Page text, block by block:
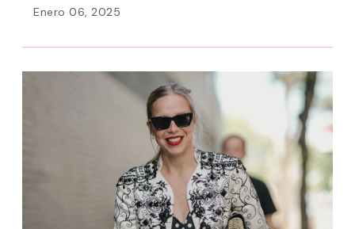
Enero 06, 2025